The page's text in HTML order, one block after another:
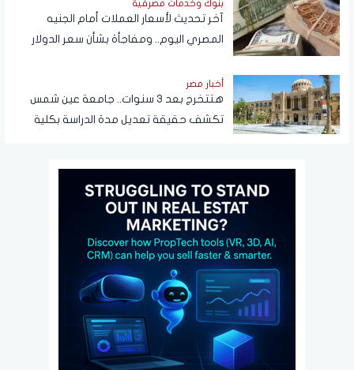
بنوك وخدمات مصرفية
آخر تحديث لأسعار العملات أمام الجنيه
المصري اليوم.. ومفاجأة بشأن سعر الدولار
أخبار مصر
هتتخرج بعد 3 سنوات.. جامعة عين شمس
تكشف حقيقة تعديل مدة الدراسة بكلية